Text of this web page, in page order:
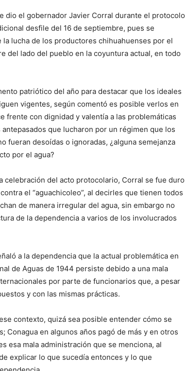
dio el gobernador Javier Corral durante el protocolo
desfile del 16 de septiembre, pues se
lucha de los productores chihuahuenses por el
del lado del pueblo en la coyuntura actual, en todo
patriótico del año para destacar que los ideales
vigentes, según comentó es posible verlos en
frente con dignidad y valentía a las problemáticas
que lucharon por un régimen que los
fueran desoídas o ignoradas, ¿alguna semejanza
por el agua?
celebración del acto protocolario, Corral se fue duro
el “aguachicoleo”, al decirles que tienen todos
de manera irregular del agua, sin embargo no
de la dependencia a varios de los involucrados
a la dependencia que la actual problemática en
de Aguas de 1944 persiste debido a una mala
por parte de funcionarios que, a pesar
y con las mismas prácticas.
contexto, quizá sea posible entender cómo se
Conagua en algunos años pagó de más y en otros
esa mala administración que se menciona, al
explicar lo que sucedía entonces y lo que